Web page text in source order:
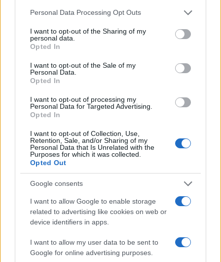
Please note that this website/app uses one or more Google
not limited to your visit or usage behaviour. You may click to
grant or deny consent to Google and its third-party tags to
use your data for below specified purposes in below Google
consent section.
Personal Data Processing Opt Outs
I want to opt-out of the Sharing of my
personal data.
Opted In
I want to opt-out of the Sale of my
Personal Data.
Opted In
I want to opt-out of processing my
Personal Data for Targeted Advertising.
Opted In
I want to opt-out of Collection, Use,
Retention, Sale, and/or Sharing of my
Personal Data that Is Unrelated with the
Purposes for which it was collected.
Opted Out
Google consents
I want to allow Google to enable storage
related to advertising like cookies on web or
device identifiers in apps.
I want to allow my user data to be sent to
Google for online advertising purposes.
ΕΛΠΕ, Ανδρέας Σιάμισιης, στο 30ο Ετήσιο
Συνέδριο του Ελληνο-Αμερικανικού
Εμπορικού Επιμελητηρίου
03/12/2018 - 23:41
Κυριάκος Μητσοτάκης: Ο κ. Τσίπρας
πρωθυπουργός